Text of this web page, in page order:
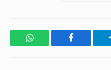
WhatsApp Facebook